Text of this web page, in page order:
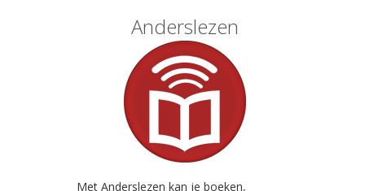
Anderslezen
Met Anderslezen kan je boeken,